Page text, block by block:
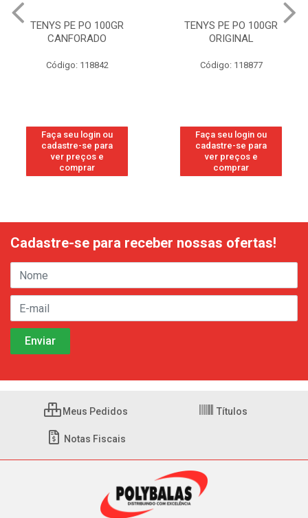
TENYS PE PO 100GR
CANFORADO
Código: 118842
Faça seu login ou
cadastre-se para
ver preços e
comprar
TENYS PE PO 100GR
ORIGINAL
Código: 118877
Faça seu login ou
cadastre-se para
ver preços e
comprar
Cadastre-se para receber nossas ofertas!
Meus Pedidos Títulos
Notas Fiscais